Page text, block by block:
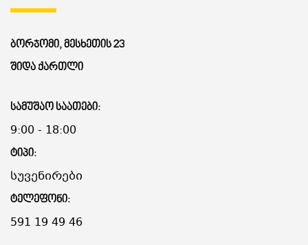
ᲑᲝᲠᲯᲝᲛᲘ, ᲛᲔᲡᲮᲔᲗᲘᲡ 23
ᲨᲘᲓᲐ ᲥᲐᲠᲗᲚᲘ
ᲡᲐᲛᲣᲨᲐᲝ ᲡᲐᲐᲗᲔᲑᲘ:
9:00 - 18:00
ᲢᲘᲞᲘ:
სუვენირები
ᲢᲔᲚᲔᲤᲝᲜᲘ:
591 19 49 46